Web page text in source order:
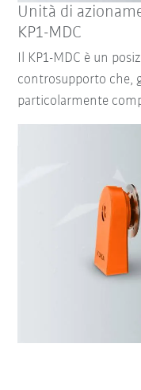
Unità di
KP1-MDC
Il KP1-MDC è un
controsupporto che,
particolarmente